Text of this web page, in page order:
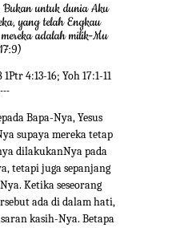
Bukan untuk dunia Aku
yang telah Engkau
adalah milik-Mu
4:13-16; Yoh 17:1-11
Bapa-Nya, Yesus
supaya mereka tetap
dilakukanNya pada
tetapi juga sepanjang
Ketika seseorang
ada di dalam hati,
kasih-Nya. Betapa